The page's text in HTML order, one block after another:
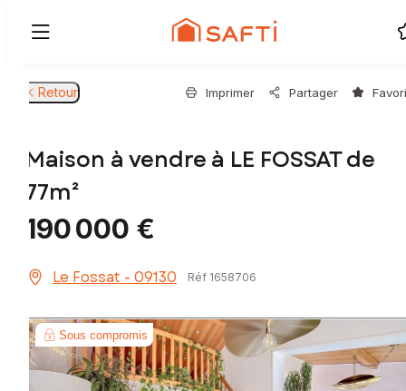
Retour Imprimer Partager
Maison à vendre à LE FOSSAT de
77m²
190 000 €
Le Fossat - 09130 Réf 1658706
Sous compromis